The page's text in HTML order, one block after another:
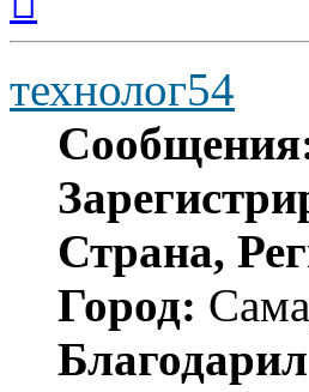
началу
технолог54
Страна,
Город: